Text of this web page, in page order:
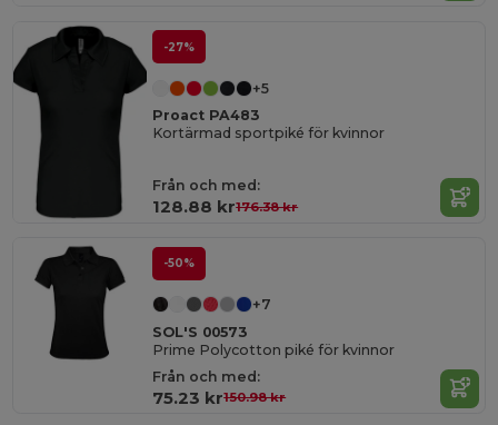
-27%
+5
Proact PA483
Kortärmad sportpiké för kvinnor
Från och med:
128.88 kr176.38 kr
-50%
+7
SOL'S 00573
Prime Polycotton piké för kvinnor
Från och med:
75.23 kr150.98 kr